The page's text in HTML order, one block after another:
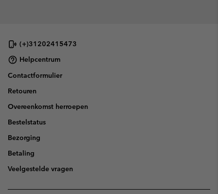
(+)31202415473
Helpcentrum
Contactformulier
Retouren
Overeenkomst herroepen
Bestelstatus
Bezorging
Betaling
Veelgestelde vragen